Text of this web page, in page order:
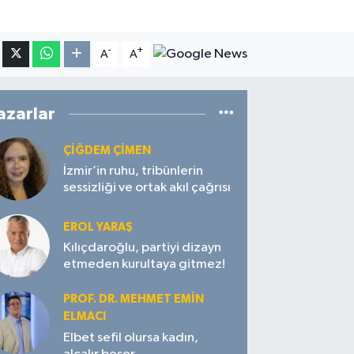
A- A+
ÇIĞDEM ÇIMEN
İzmir’in ruhu, tribünlerin
sessizliği ve ortak akıl çağrısı
EROL YARAŞ
Kılıçdaroğlu, partiyi dizayn
etmeden kurultaya gitmez!
PROF. DR. MEHMET EMIN
ELMACI
Elbet sefil olursa kadın,